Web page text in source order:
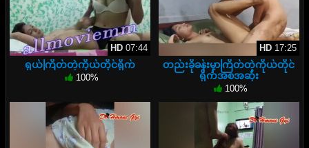
HD07:44
ရှယ်ကြိတ်တဲ့ကိုယ်တိုင်ရိုက်
100%
HD17:25
တည်းခိုခန်းမှာကြိတ်တဲ့ကိုယ်တိုင်
ရိုက်အစအဆုံး
100%